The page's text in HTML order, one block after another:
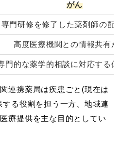
がん
専門研修を修了した薬剤師の配
高度医療機関との情報共有
門的な薬学的相談に対応する
連携薬局は疾患ごと(現在は
る役割を担う一方、地域連
療提供を主な目的としてい